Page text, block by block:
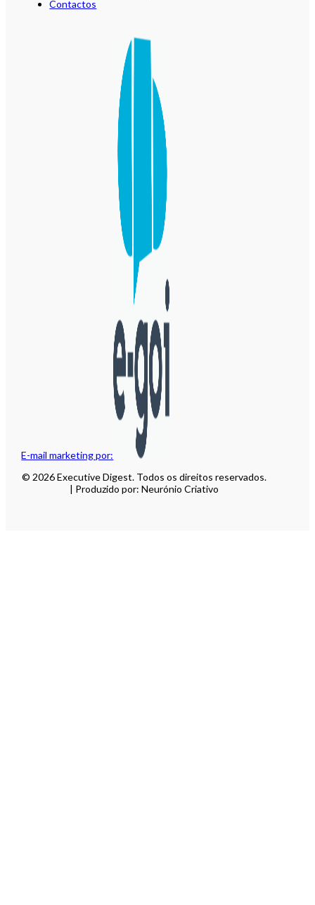
E-mail marketing por:
Contactos
© 2026 Executive Digest. Todos os direitos reservados.
| Produzido por: Neurónio Criativo